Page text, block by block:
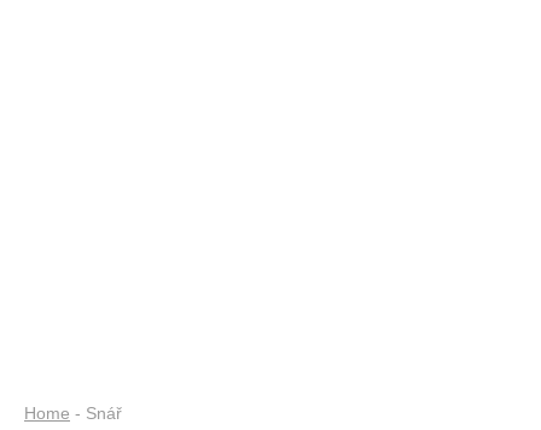
Home - Snář